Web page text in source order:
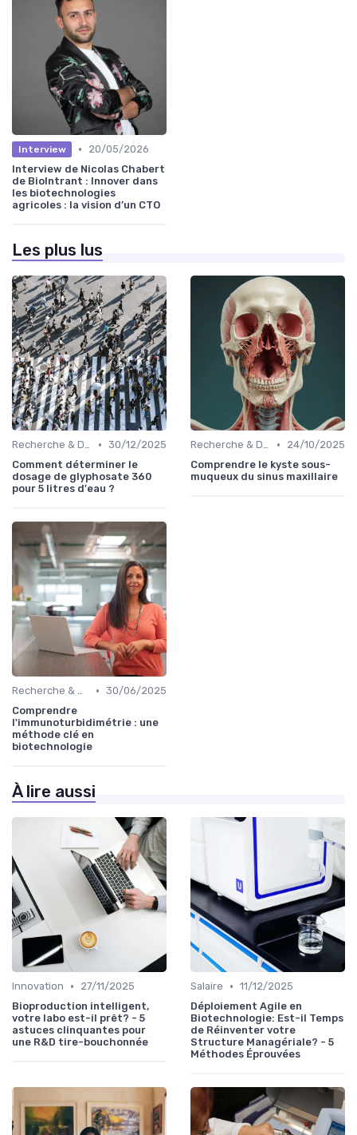
Interview •
20/05/2026
Interview de Nicolas Chabert
de BioIntrant : Innover dans
les biotechnologies
agricoles : la vision d’un CTO
Les plus lus
Recherche & Développement • 30/12/2025
Comment déterminer le
dosage de glyphosate 360
pour 5 litres d'eau ?
Recherche & Développement •
24/10/2025
Comprendre le kyste sous-
muqueux du sinus maxillaire
Recherche & Développement • 30/06/2025
Comprendre
l'immunoturbidimétrie : une
méthode clé en
biotechnologie
À lire aussi
Innovation •
27/11/2025
Bioproduction intelligent,
votre labo est-il prêt? - 5
astuces clinquantes pour
une R&D tire-bouchonnée
Salaire • 11/12/2025
Déploiement Agile en
Biotechnologie: Est-il Temps
de Réinventer votre
Structure Managériale? - 5
Méthodes Éprouvées